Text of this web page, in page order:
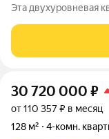
Эта двухуровневая
площади,
30 720 000 ₽
от 110 357 ₽ в месяц
128 м²
4-комн.